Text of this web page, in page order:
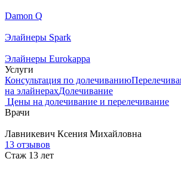
Damon Q
Элайнеры Spark
Элайнеры Eurokappa
Услуги
Консультация по долечиванию
на элайнерахДолечивание
Цены на долечивание и перелечивание
Врачи
Лавникевич Ксения Михайловна
13 отзывов
Стаж 13 лет